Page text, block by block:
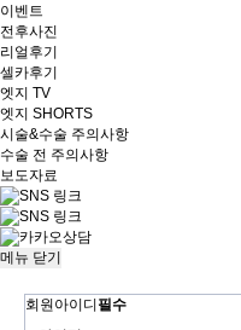
이벤트
전후사진
리얼후기
셀카후기
엣지 TV
엣지 SHORTS
시술&수술 주의사항
수술 전 주의사항
보도자료
메뉴 닫기
회원아이디필수